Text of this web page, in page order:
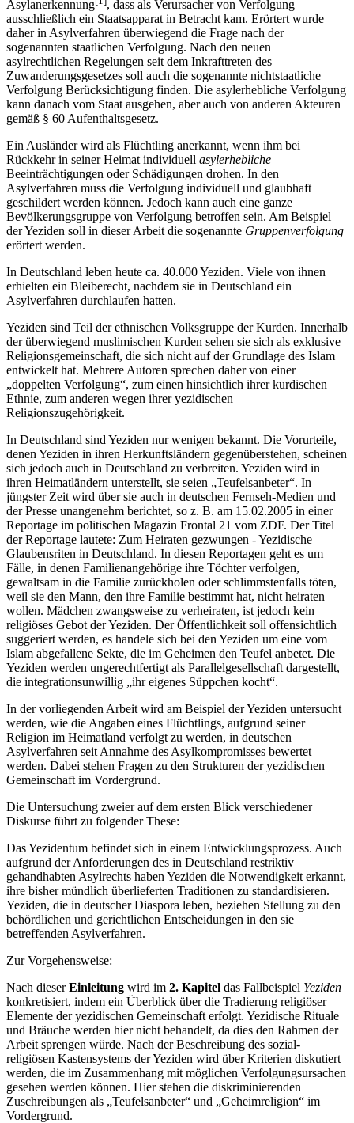
Asylanerkennung
, dass als Verursacher von Verfolgung
ausschließlich ein Staatsapparat in Betracht kam. Erörtert wurde
daher in Asylverfahren überwiegend die Frage nach der
sogenannten staatlichen Verfolgung. Nach den neuen
asylrechtlichen Regelungen seit dem Inkrafttreten des
Zuwanderungsgesetzes soll auch die sogenannte nichtstaatliche
Verfolgung Berücksichtigung finden. Die asylerhebliche Verfolgung
kann danach vom Staat ausgehen, aber auch von anderen Akteuren
gemäß § 60 Aufenthaltsgesetz.
Ein Ausländer wird als Flüchtling anerkannt, wenn ihm bei
Rückkehr in seiner Heimat individuell asylerhebliche
Beeinträchtigungen oder Schädigungen drohen. In den
Asylverfahren muss die Verfolgung individuell und glaubhaft
geschildert werden können. Jedoch kann auch eine ganze
Bevölkerungsgruppe von Verfolgung betroffen sein. Am Beispiel
der Yeziden soll in dieser Arbeit die sogenannte Gruppenverfolgung
erörtert werden.
In Deutschland leben heute ca. 40.000 Yeziden. Viele von ihnen
erhielten ein Bleiberecht, nachdem sie in Deutschland ein
Asylverfahren durchlaufen hatten.
Yeziden sind Teil der ethnischen Volksgruppe der Kurden. Innerhalb
der überwiegend muslimischen Kurden sehen sie sich als exklusive
Religionsgemeinschaft, die sich nicht auf der Grundlage des Islam
entwickelt hat. Mehrere Autoren sprechen daher von einer
„doppelten Verfolgung“, zum einen hinsichtlich ihrer kurdischen
Ethnie, zum anderen wegen ihrer yezidischen
Religionszugehörigkeit.
In Deutschland sind Yeziden nur wenigen bekannt. Die Vorurteile,
denen Yeziden in ihren Herkunftsländern gegenüberstehen, scheinen
sich jedoch auch in Deutschland zu verbreiten. Yeziden wird in
ihren Heimatländern unterstellt, sie seien „Teufelsanbeter“. In
jüngster Zeit wird über sie auch in deutschen Fernseh-Medien und
der Presse unangenehm berichtet, so z. B. am 15.02.2005 in einer
Reportage im politischen Magazin Frontal 21 vom ZDF. Der Titel
der Reportage lautete: Zum Heiraten gezwungen - Yezidische
Glaubensriten in Deutschland. In diesen Reportagen geht es um
Fälle, in denen Familienangehörige ihre Töchter verfolgen,
gewaltsam in die Familie zurückholen oder schlimmstenfalls töten,
weil sie den Mann, den ihre Familie bestimmt hat, nicht heiraten
wollen. Mädchen zwangsweise zu verheiraten, ist jedoch kein
religiöses Gebot der Yeziden. Der Öffentlichkeit soll offensichtlich
suggeriert werden, es handele sich bei den Yeziden um eine vom
Islam abgefallene Sekte, die im Geheimen den Teufel anbetet. Die
Yeziden werden ungerechtfertigt als Parallelgesellschaft dargestellt,
die integrationsunwillig „ihr eigenes Süppchen kocht“.
In der vorliegenden Arbeit wird am Beispiel der Yeziden untersucht
werden, wie die Angaben eines Flüchtlings, aufgrund seiner
Religion im Heimatland verfolgt zu werden, in deutschen
Asylverfahren seit Annahme des Asylkompromisses bewertet
werden. Dabei stehen Fragen zu den Strukturen der yezidischen
Gemeinschaft im Vordergrund.
Die Untersuchung zweier auf dem ersten Blick verschiedener
Diskurse führt zu folgender These:
Das Yezidentum befindet sich in einem Entwicklungsprozess. Auch
aufgrund der Anforderungen des in Deutschland restriktiv
gehandhabten Asylrechts haben Yeziden die Notwendigkeit erkannt,
ihre bisher mündlich überlieferten Traditionen zu standardisieren.
Yeziden, die in deutscher Diaspora leben, beziehen Stellung zu den
behördlichen und gerichtlichen Entscheidungen in den sie
betreffenden Asylverfahren.
Zur Vorgehensweise:
Nach dieserEinleitung wird im 2. Kapitel das Fallbeispiel Yeziden
konkretisiert, indem ein Überblick über die Tradierung religiöser
Elemente der yezidischen Gemeinschaft erfolgt. Yezidische Rituale
und Bräuche werden hier nicht behandelt, da dies den Rahmen der
Arbeit sprengen würde. Nach der Beschreibung des sozial-
religiösen Kastensystems der Yeziden wird über Kriterien diskutiert
werden, die im Zusammenhang mit möglichen Verfolgungsursachen
gesehen werden können. Hier stehen die diskriminierenden
Zuschreibungen als „Teufelsanbeter“ und „Geheimreligion“ im
Vordergrund.